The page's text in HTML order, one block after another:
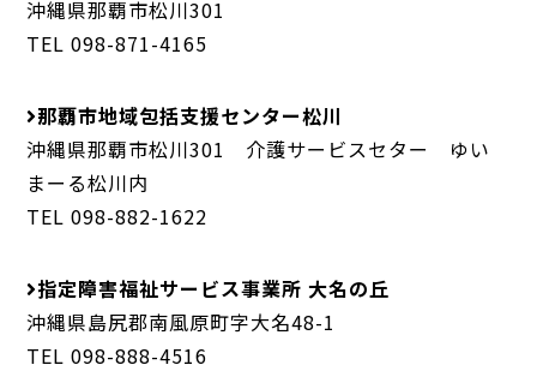
沖縄県那覇市松川301
TEL 098-871-4165
那覇市地域包括支援センター松川
沖縄県那覇市松川301 介護サービスセター ゆい
まーる松川内
TEL 098-882-1622
指定障害福祉サービス事業所 大名の丘
沖縄県島尻郡南風原町字大名48-1
TEL 098-888-4516